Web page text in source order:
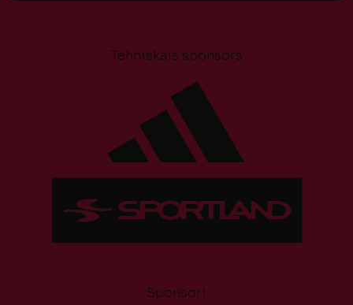
Tehniskais sponsors
Sponsori